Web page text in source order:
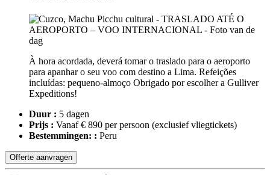
À hora acordada, deverá tomar o traslado para o aeroporto
para apanhar o seu voo com destino a Lima. Refeições
incluídas: pequeno-almoço Obrigado por escolher a Gulliver
Expeditions!
Duur : 5 dagen
Prijs : Vanaf € 890 per persoon (exclusief vliegtickets)
Bestemmingen: : Peru
Offerte aanvragen